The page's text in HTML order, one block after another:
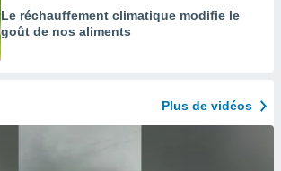
Le réchauffement climatique modifie le
goût de nos aliments
Plus de vidéos